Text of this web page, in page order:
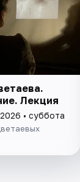
Лекция
• суббота